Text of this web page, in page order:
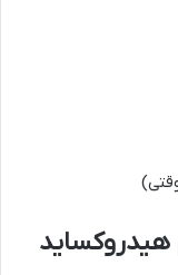
هیدروکساید